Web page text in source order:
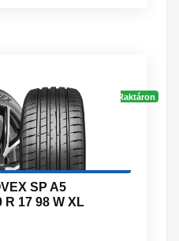
Raktáron
SP A5
R 17 98 W XL